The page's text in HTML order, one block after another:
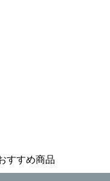
すすめ商品